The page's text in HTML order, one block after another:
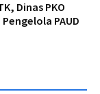
Dinas PKO
PAUD